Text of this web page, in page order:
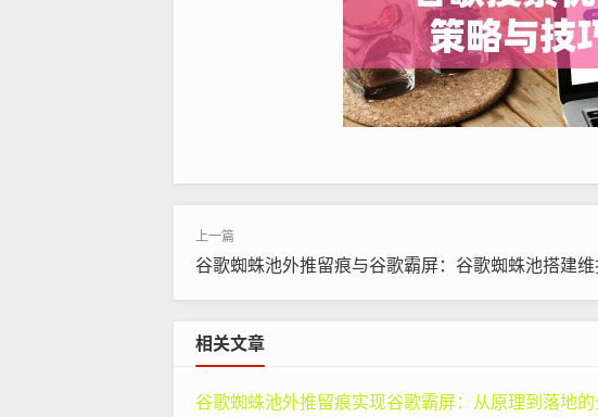
1. 优化内容：创造用户喜欢的优质内容
谷歌蜘蛛池外推留痕与谷歌霸屏：谷歌蜘蛛池搭建维
相关文章
谷歌蜘蛛池外推留痕实现谷歌霸屏：从原理到落地的全路